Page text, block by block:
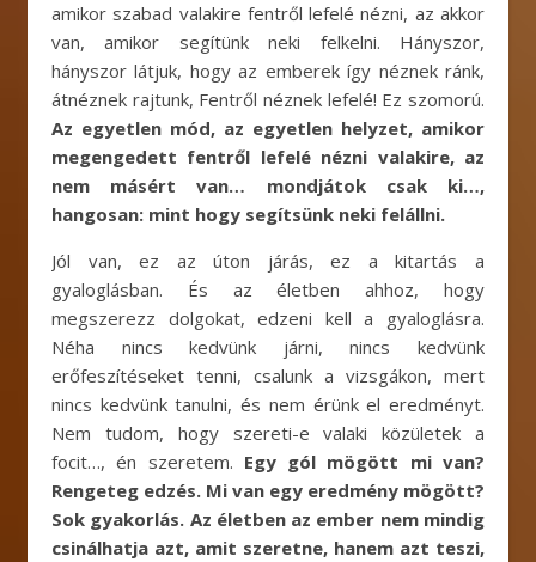
amikor szabad valakire fentről lefelé nézni, az akkor
van, amikor segítünk neki felkelni. Hányszor,
hányszor látjuk, hogy az emberek így néznek ránk,
átnéznek rajtunk, Fentről néznek lefelé! Ez szomorú.
Az egyetlen mód, az egyetlen helyzet, amikor
megengedett fentről lefelé nézni valakire, az
nem másért van… mondjátok csak ki…,
hangosan: mint hogy segítsünk neki felállni.
Jól van, ez az úton járás, ez a kitartás a
gyaloglásban. És az életben ahhoz, hogy
megszerezz dolgokat, edzeni kell a gyaloglásra.
Néha nincs kedvünk járni, nincs kedvünk
erőfeszítéseket tenni, csalunk a vizsgákon, mert
nincs kedvünk tanulni, és nem érünk el eredményt.
Nem tudom, hogy szereti-e valaki közületek a
focit…, én szeretem. Egy gól mögött mi van?
Rengeteg edzés. Mi van egy eredmény mögött?
Sok gyakorlás. Az életben az ember nem mindig
csinálhatja azt, amit szeretne, hanem azt teszi,